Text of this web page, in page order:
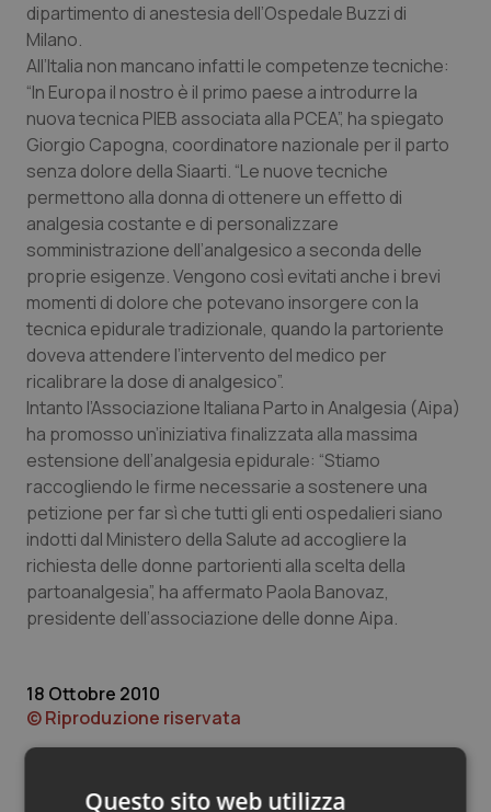
Puglia
Sardegna
Sicilia
Toscana
Umbria
Valle D’Aosta
Veneto
Malattie rare
Malattia di Crohn & Rettocolite Ulcerosa
Neuroscienze & patologie neurodegenerative
Obesità
Oftalmologia
Oncodermatologia
Oncoematologia
Oncologia & Nutrizione
Psoriasi & pelle
Quotidiano Cardiologia
Quotidiano Chirurgia
Quotidiano Pediatria
dipartimento di anestesia dell’Ospedale Buzzi di
Milano.
All’Italia non mancano infatti le competenze tecniche:
“In Europa il nostro è il primo paese a introdurre la
nuova tecnica PIEB associata alla PCEA”, ha spiegato
Giorgio Capogna, coordinatore nazionale per il parto
senza dolore della Siaarti. “Le nuove tecniche
permettono alla donna di ottenere un effetto di
analgesia costante e di personalizzare
somministrazione dell’analgesico a seconda delle
proprie esigenze. Vengono così evitati anche i brevi
momenti di dolore che potevano insorgere con la
tecnica epidurale tradizionale, quando la partoriente
doveva attendere l’intervento del medico per
ricalibrare la dose di analgesico”.
Intanto l’Associazione Italiana Parto in Analgesia (Aipa)
ha promosso un’iniziativa finalizzata alla massima
estensione dell’analgesia epidurale: “Stiamo
raccogliendo le firme necessarie a sostenere una
petizione per far sì che tutti gli enti ospedalieri siano
indotti dal Ministero della Salute ad accogliere la
richiesta delle donne partorienti alla scelta della
partoanalgesia”, ha affermato Paola Banovaz,
presidente dell’associazione delle donne Aipa.
18 Ottobre 2010
© Riproduzione riservata
Questo sito web utilizza